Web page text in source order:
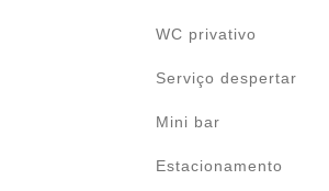
WC privativo
Serviço despertar
Mini bar
Estacionamento